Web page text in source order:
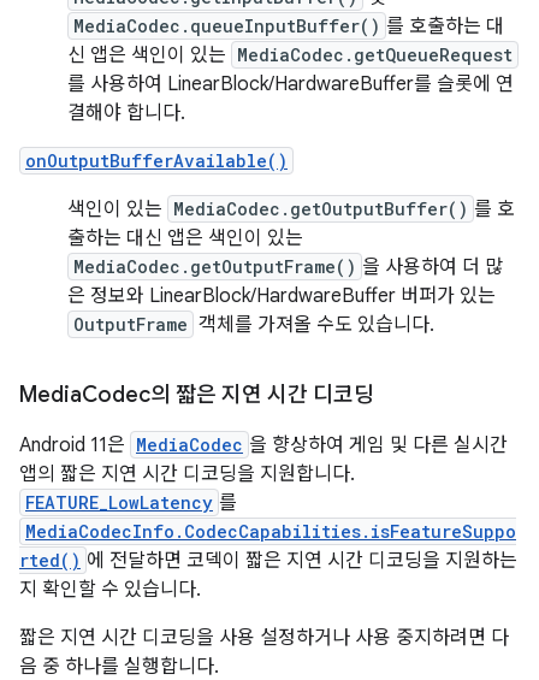
MediaCodec.queueInputBuffer() 를 호출하는 대
신 앱은 색인이 있는 MediaCodec.getQueueRequest
를 사용하여 LinearBlock/HardwareBuffer를 슬롯에 연
결해야 합니다.
onOutputBufferAvailable()
색인이 있는 MediaCodec.getOutputBuffer() 를 호
출하는 대신 앱은 색인이 있는
MediaCodec.getOutputFrame() 을 사용하여 더 많
은 정보와 LinearBlock/HardwareBuffer 버퍼가 있는
OutputFrame 객체를 가져올 수도 있습니다.
MediaCodec의 짧은 지연 시간 디코딩
Android 11은 MediaCodec 을 향상하여 게임 및 다른 실시간
앱의 짧은 지연 시간 디코딩을 지원합니다.
FEATURE_LowLatency 를
MediaCodecInfo.CodecCapabilities.isFeatureSuppo
rted() 에 전달하면 코덱이 짧은 지연 시간 디코딩을 지원하는
지 확인할 수 있습니다.
짧은 지연 시간 디코딩을 사용 설정하거나 사용 중지하려면 다
음 중 하나를 실행합니다.